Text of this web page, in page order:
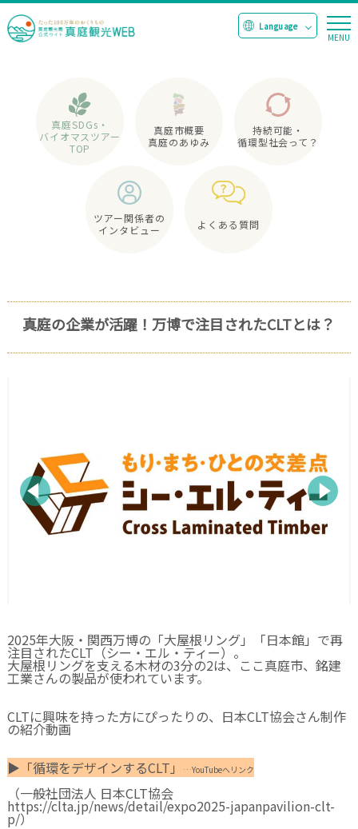
真庭SDGs・
バイオマスツアー
TOP
真庭市概要
真庭のあゆみ
持続可能・
循環型社会って？
ツアー関係者の
インタビュー
よくある質問
真庭の企業が活躍！万博で注目されたCLTとは？
2025年大阪・関西万博の「大屋根リング」「日本館」で再
注目されたCLT（シー・エル・ティー）。
大屋根リングを支える木材の3分の2は、ここ真庭市、銘建
工業さんの製品が使われています。
CLTに興味を持った方にぴったりの、日本CLT協会さん制作
の紹介動画
▶「循環をデザインするCLT」
…YouTubeへリンク
（一般社団法人 日本CLT協会
https://clta.jp/news/detail/expo2025-japanpavilion-clt-
p/）